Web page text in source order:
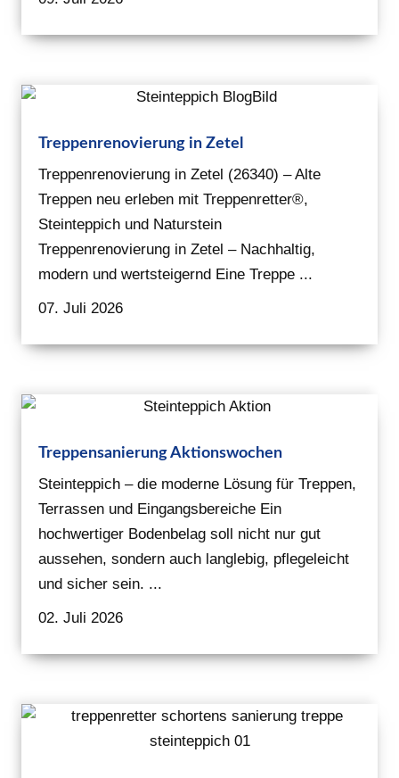
Treppenrenovierung in Zetel
Treppenrenovierung in Zetel (26340) – Alte
Treppen neu erleben mit Treppenretter®,
Steinteppich und Naturstein
Treppenrenovierung in Zetel – Nachhaltig,
modern und wertsteigernd Eine Treppe ...
07. Juli 2026
Treppensanierung Aktionswochen
Steinteppich – die moderne Lösung für Treppen,
Terrassen und Eingangsbereiche Ein
hochwertiger Bodenbelag soll nicht nur gut
aussehen, sondern auch langlebig, pflegeleicht
und sicher sein. ...
02. Juli 2026